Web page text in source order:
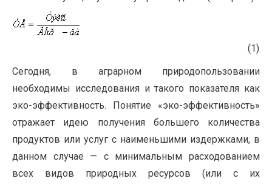
(1)
Сегодня, в аграрном природопользовании
необходимы исследования и такого показателя как
эко-эффективность. Понятие «эко-эффективность»
отражает идею получения большего количества
продуктов или услуг с наименьшими издержками, в
данном случае — с минимальным расходованием
всех видов природных ресурсов (или с их